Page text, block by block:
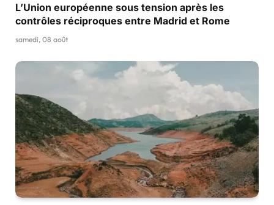
L’Union européenne sous tension après les
contrôles réciproques entre Madrid et Rome
samedi, 08 août